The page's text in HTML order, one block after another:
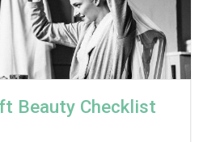
Beauty Checklist